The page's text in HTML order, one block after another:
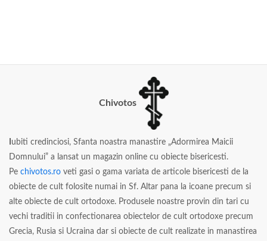
Chivotos
ubiti credinciosi, Sfanta noastra manastire „Adormirea Maicii
Domnului” a lansat un magazin online cu obiecte bisericesti.
Pe chivotos.ro veti gasi o gama variata de articole bisericesti de la
obiecte de cult folosite numai in Sf. Altar pana la icoane precum si
alte obiecte de cult ortodoxe. Produsele noastre provin din tari cu
vechi traditii in confectionarea obiectelor de cult ortodoxe precum
Grecia, Rusia si Ucraina dar si obiecte de cult realizate in manastirea